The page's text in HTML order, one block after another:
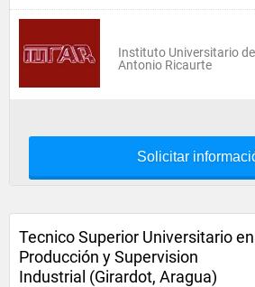
Instituto Universitario
Antonio Ricaurte
Solicitar
Tecnico Superior Universitario en
Producción y Supervision
Industrial (Girardot, Aragua)